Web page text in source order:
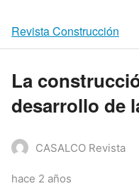
Revista Construcción
La
desarrollo de
CASALCO Revista
hace 2 años